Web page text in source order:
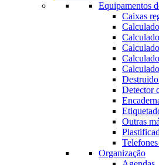
Equipamentos
Caixas
Detector
Outras
Organização